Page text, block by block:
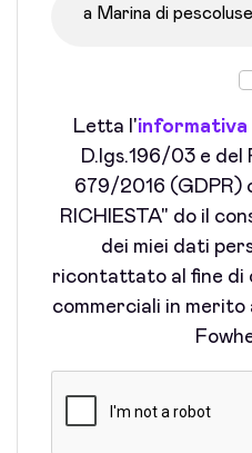
Letta l'informativa
D.lgs.196/03 e del
679/2016 (GDPR)
RICHIESTA" do il
dei miei dati
ricontattato al fine di
commerciali in merito